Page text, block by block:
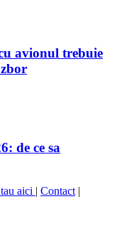
avionul trebuie
de ce sa
aici | Contact |